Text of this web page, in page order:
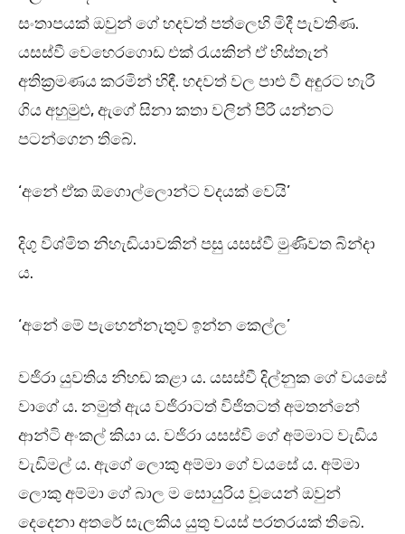
සංතාපයක් ඔවුන් ගේ හදවත් පත්ලෙහි මිදී පැවතිණ.
යසස්වී වෙහෙරගොඩ එක් රැයකින් ඒ හිස්තැන්
අතික්‍රමණය කරමින් හිඳී. හදවත් වල පාළු වී අඳුරට හැරී
ගිය අහුමුළු, ඇගේ සිනා කතා වලින් පිරී යන්නට
පටන්ගෙන තිබේ.
‘අනේ ඒක ඕගොල්ලොන්ට වදයක් වෙයි’
දිගු විශ්මිත නිහැඬියාවකින් පසු යසස්වී මුණිවත බින්දා
ය.
‘අනේ මේ පැහෙන්නැතුව ඉන්න කෙල්ල’
වජිරා යුවතිය නිහඬ කළා ය. යසස්වී දිල්නුක ගේ වයසේ
වාගේ ය. නමුත් ඇය වජිරාටත් විජිතටත් අමතන්නේ
ආන්ටි අංකල් කියා ය. වජිරා යසස්වි ගේ අම්මාට වැඩිය
වැඩිමල් ය. ඇගේ ලොකු අම්මා ගේ වයසේ ය. අම්මා
ලොකු අම්මා ගේ බාල ම සොයුරිය වූයෙන් ඔවුන්
දෙදෙනා අතරේ සැලකිය යුතු වයස් පරතරයක් තිබේ.